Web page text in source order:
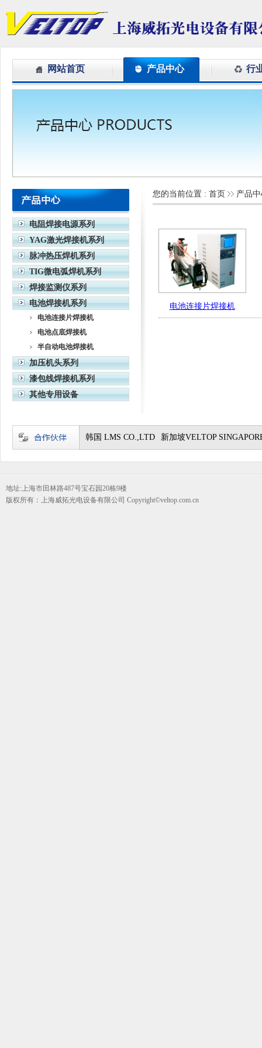
网站首页 产品中心 行
电阻焊接电源系列
YAG激光焊接机系列
脉冲热压焊机系列
TIG微电弧焊机系列
焊接监测仪系列
电池焊接机系列
电池连接片焊接机
电池点底焊接机
半自动电池焊接机
加压机头系列
漆包线焊接机系列
其他专用设备
您的当前位置 : 首页 产品中
电池连接片焊接机
韩国 LMS CO.,LTD 新加坡VELTOP
地址:上海市田林路487号宝石园20栋9楼
版权所有：上海威拓光电设备有限公司 Copyright©veltop.com.cn